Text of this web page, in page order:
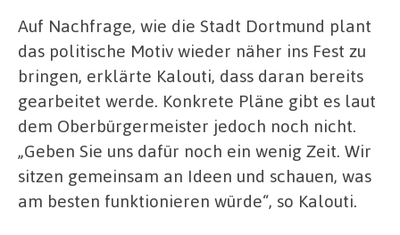
Auf Nachfrage, wie die Stadt Dortmund plant
das politische Motiv wieder näher ins Fest zu
bringen, erklärte Kalouti, dass daran bereits
gearbeitet werde. Konkrete Pläne gibt es laut
dem Oberbürgermeister jedoch noch nicht.
„Geben Sie uns dafür noch ein wenig Zeit. Wir
sitzen gemeinsam an Ideen und schauen, was
am besten funktionieren würde“, so Kalouti.